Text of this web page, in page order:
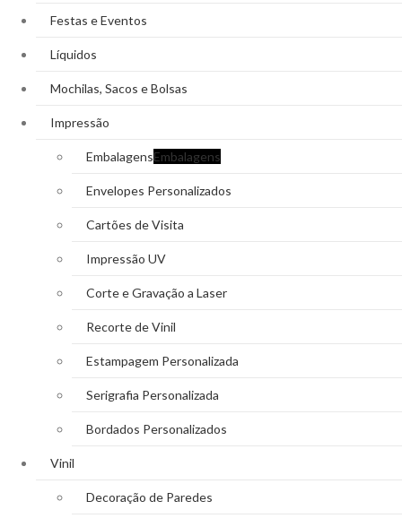
Festas e Eventos
Líquidos
Mochilas, Sacos e Bolsas
Impressão
EmbalagensEmbalagens
Envelopes Personalizados
Cartões de Visita
Impressão UV
Corte e Gravação a Laser
Recorte de Vinil
Estampagem Personalizada
Serigrafia Personalizada
Bordados Personalizados
Vinil
Decoração de Paredes